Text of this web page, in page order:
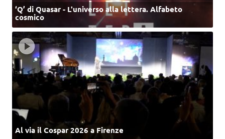
‘Q’ di Quasar - L'universo alla lettera. Alfabeto
cosmico
Al via il Cospar 2026 a Firenze